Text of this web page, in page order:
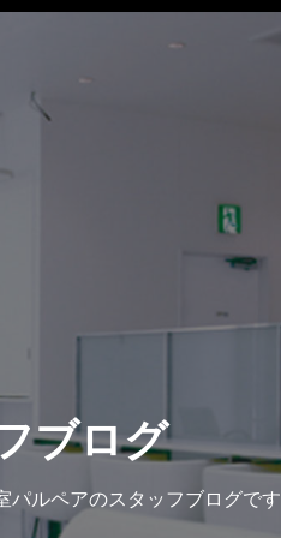
ブログ
パルペアのスタッフブログで